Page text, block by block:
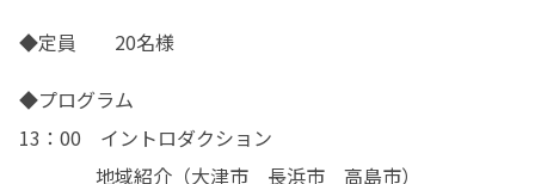
◆定員　　20名様
◆プログラム
13：00　イントロダクション
地域紹介（大津市　長浜市　高島市）